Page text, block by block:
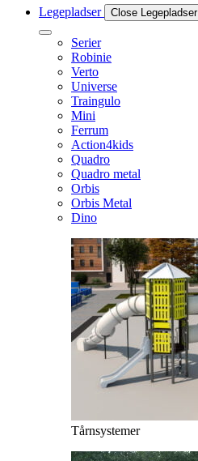
Legepladser Close Legepladser
Serier
Robinie
Verto
Universe
Traingulo
Mini
Ferrum
Action4kids
Quadro
Quadro metal
Orbis
Orbis Metal
Dino
Tårnsystemer